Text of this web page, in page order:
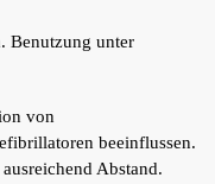
Benutzung unter
von
beeinflussen.
Abstand.